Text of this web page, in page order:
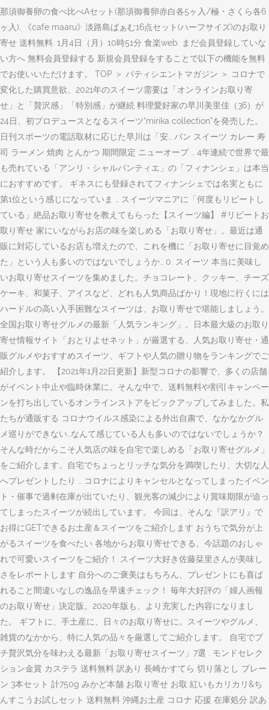
那須御養卵の食べ比べAセット(那須御養卵赤白各5ヶ入/極・さくら各6
ヶ入), 《cafe maaru》淡路島ばぁむ16点セット(ハーフサイズ)のお取り
寄せ 送料無料. 1月4日（月）10時51分 食楽web. まだ会員登録していな
い方へ 無料会員登録する 新規会員登録をすることで以下の機能を無料
でお使いいただけます。 TOP ＞ パティシエントマガジン ＞ コロナで
変化した購買意欲、2021年のスイーツ需要は「オンラインお取り寄
せ」と「贅沢感」「特別感」が継続 料理愛好家の早川美里佳（36）が
24日、初プロデュースとなるスイーツ“mirika collection”を発売した。
日刊スポーツの電話取材に応じた早川は「安… パン スイーツ カレー 寿
司 ラーメン 焼肉 とんかつ 期間限定 ニューオープ … 4年連続で世界で最
も売れている「アンリ・シャルパンティエ」の「フィナンシェ」は本当
におすすめです。 ギネスにも登録されてフィナンシェでは名実ともに
第1位という感じになっていま … スイーツマニアに「何度もリピートし
ている」絶品お取り寄せを教えてもらった【スイーツ編】 #リピートお
取り寄せ 家にいながらお店の味を楽しめる「お取り寄せ」。最近は通
販に対応しているお店も増えたので、これを機に「お取り寄せに目覚め
た」という人も多いのではないでしょうか… 0. スイーツ 本当に美味し
いお取り寄せスイーツを集めました。チョコレート、クッキー、チーズ
ケーキ、和菓子、アイスなど、どれも人気商品ばかり！現地に行くには
ハードルの高い入手困難なスイーツは、お取り寄せで堪能しましょう。
全国お取り寄せグルメの最新「人気ランキング」。日本最大級のお取り
寄せ情報サイト「おとりよせネット」が厳選する、人気お取り寄せ・通
販グルメやおすすめスイーツ、ギフトや人気の贈り物をランキングでご
紹介します。 【2021年1月22日更新】新型コロナの影響で、多くの店舗
がイベント中止や臨時休業に。そんな中で、送料無料や割引キャンペー
ンを打ち出しているオンラインストアをピックアップしてみました。私
たちが通販する コロナウイルス感染による外出自粛で、なかなかグル
メ巡りができない…なんて感じている人も多いのではないでしょうか？
そんな時だからこそ人気店の味を自宅で楽しめる「お取り寄せグルメ」
をご紹介します。自宅でちょっとリッチな気分を満喫したり、大切な人
へプレゼントしたり … コロナによりキャンセルとなってしまったイベン
ト・催事で過剰在庫が出ていたり、観光客の減少により賞味期限が迫っ
てしまったスイーツが続出しています。 今回は、そんな『訳アリ』で
お得にGETできるお土産＆スイーツをご紹介します おうちで気分が上
がるスイーツを食べたい 各地からお取り寄せできる、今話題のおしゃ
れで可愛いスイーツをご紹介！ スイーツ大好き佐藤栞里さんが美味し
さをレポートします 自分へのご褒美はもちろん、プレゼントにも喜ば
れること間違いなしの逸品を早速チェック！ 毎年大好評の「婦人画報
のお取り寄せ」決定版。2020年版も、より充実した内容になりまし
た。 ギフトに、手土産に、日々のお取り寄せに。スイーツやグルメ、
雑貨のなかから、特に人気の品々を厳選してご紹介します。 自宅でプ
チ贅沢気分を味わえる最新「お取り寄せスイーツ」7選 . モンドセレク
ション金賞 カステラ 送料無料 訳あり 長崎かすてら 切り落とし プレー
ン 3本セット 計750g みかど本舗 お取り寄せ お取 紅いもカリカリ&ち
んすこうお試しセット 送料無料 沖縄お土産 コロナ 応援 在庫処分 訳あ